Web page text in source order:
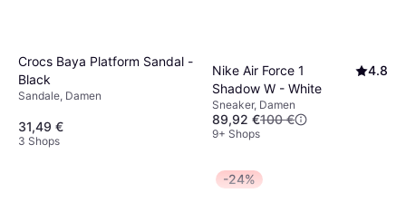
Crocs Baya Platform Sandal -
Black
Sandale, Damen
31,49 €
3 Shops
Nike Air Force 1
Shadow W - White
4.8
Sneaker, Damen
89,92 €100 €
9+ Shops
-24%